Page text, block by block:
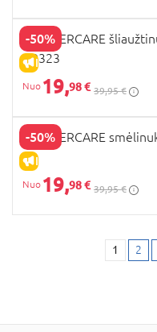
-50%
IŠPARDAVIMAS
MOTHERCARE
CB323
19,98 € 39,95 €
-50%
IŠPARDAVIMAS
MOTHERCARE
19,98 € 39,95 €
1 2